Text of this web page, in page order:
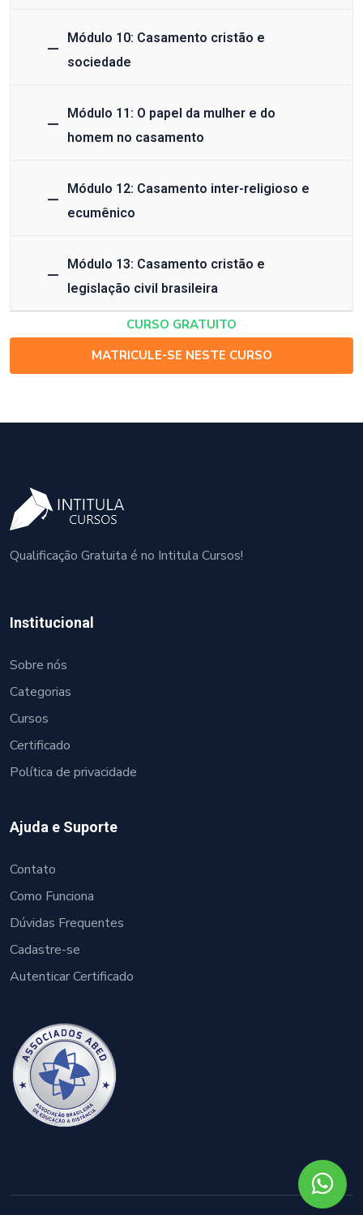
Módulo 10: Casamento cristão e
sociedade
Módulo 11: O papel da mulher e do
homem no casamento
Módulo 12: Casamento inter-religioso e
ecumênico
Módulo 13: Casamento cristão e
legislação civil brasileira
CURSO GRATUITO
MATRICULE-SE NESTE CURSO
Qualificação Gratuita é no Intitula Cursos!
Institucional
Sobre nós
Categorias
Cursos
Certificado
Política de privacidade
Ajuda e Suporte
Contato
Como Funciona
Dúvidas Frequentes
Cadastre-se
Autenticar Certificado